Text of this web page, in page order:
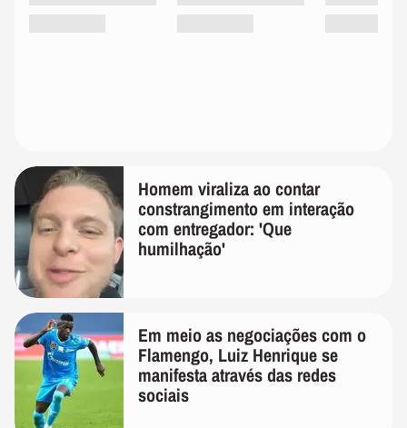
Homem viraliza ao contar
constrangimento em interação
com entregador: 'Que
humilhação'
Em meio as negociações com o
Flamengo, Luiz Henrique se
manifesta através das redes
sociais